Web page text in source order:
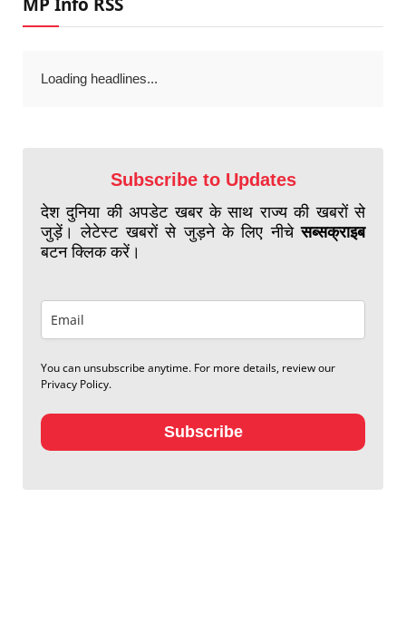
Loading headlines...
Subscribe to Updates
देश दुनिया की अपडेट खबर के साथ राज्य की खबरों से
जुड़ें। लेटेस्ट खबरों से जुड़ने के लिए नीचेसब्सक्राइब
बटन क्लिक करें।
You can unsubscribe anytime. For more details, review our
Privacy Policy.
Subscribe